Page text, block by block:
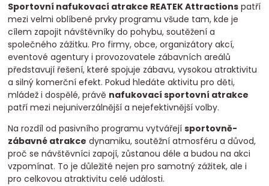
Sportovní nafukovací atrakce REATEK Attractions patří
mezi velmi oblíbené prvky programu všude tam, kde je
cílem zapojit návštěvníky do pohybu, soutěžení a
společného zážitku. Pro firmy, obce, organizátory akcí,
eventové agentury i provozovatele zábavních areálů
představují řešení, které spojuje zábavu, vysokou atraktivitu
a silný komerční efekt. Pokud hledáte aktivitu pro děti,
mládež i dospělé, právě nafukovací sportovní atrakce
patří mezi nejuniverzálnější a nejefektivnější volby.
Na rozdíl od pasivního programu vytvářejísportovně-
zábavné atrakce dynamiku, soutěžní atmosféru a důvod,
proč se návštěvníci zapojí, zůstanou déle a budou na akci
vzpomínat. To je důležité nejen pro samotný zážitek, ale i
pro celkovou atraktivitu celé události.